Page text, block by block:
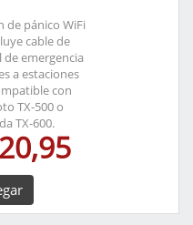
de pánico WiFi
cable de
emergencia
a estaciones
con
TX-500 o
TX-600.